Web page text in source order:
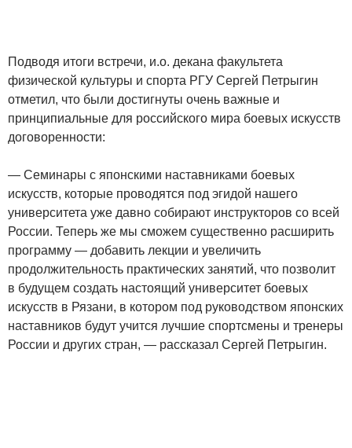
Подводя итоги встречи, и.о. декана факультета
физической культуры и спорта РГУ Сергей Петрыгин
отметил, что были достигнуты очень важные и
принципиальные для российского мира боевых искусств
договоренности:
— Семинары с японскими наставниками боевых
искусств, которые проводятся под эгидой нашего
университета уже давно собирают инструкторов со всей
России. Теперь же мы сможем существенно расширить
программу — добавить лекции и увеличить
продолжительность практических занятий, что позволит
в будущем создать настоящий университет боевых
искусств в Рязани, в котором под руководством японских
наставников будут учится лучшие спортсмены и тренеры
России и других стран, — рассказал Сергей Петрыгин.